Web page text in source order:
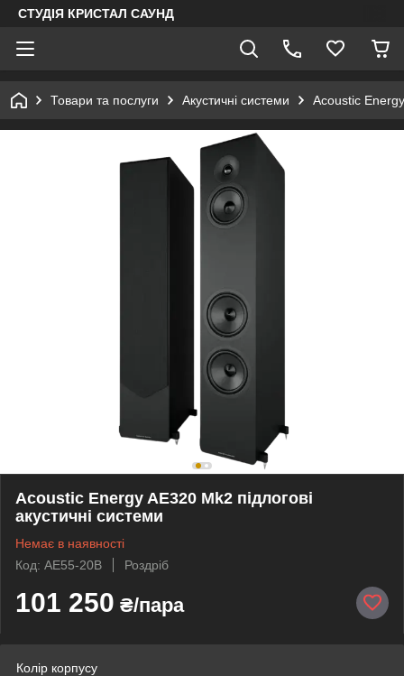
СТУДІЯ КРИСТАЛ САУНД
Товари та послуги Акустичні системи Acoustic Energy
Acoustic Energy AE320 Mk2 підлогові
акустичні системи
Немає в наявності
Код: AE55-20B
Роздріб
101 250 ₴/пара
Колір корпусу